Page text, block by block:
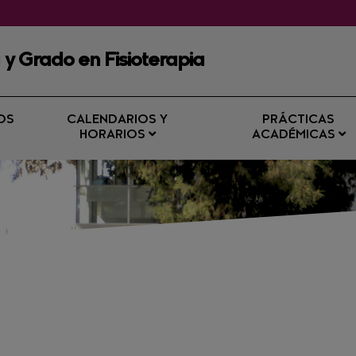
Grado en Fisioterapia
CALENDARIOS Y
HORARIOS
PRÁCTICAS
ACADÉMICAS